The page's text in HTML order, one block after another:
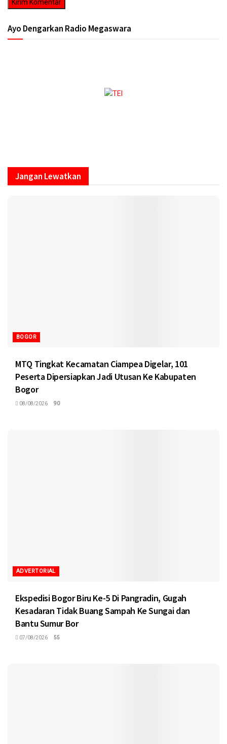
Ayo Dengarkan Radio Megaswara
Jangan Lewatkan
BOGOR
MTQ Tingkat Kecamatan Ciampea Digelar, 101
Peserta Dipersiapkan Jadi Utusan Ke Kabupaten
Bogor
08/08/2026 90
ADVERTORIAL
Ekspedisi Bogor Biru Ke-5 Di Pangradin, Gugah
Kesadaran Tidak Buang Sampah Ke Sungai dan
Bantu Sumur Bor
07/08/2026 55